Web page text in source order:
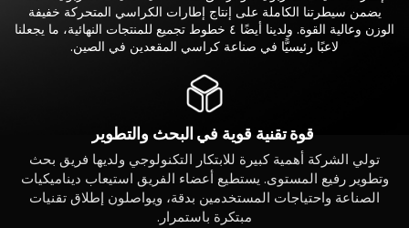
يضمن سيطرتنا الكاملة على إنتاج إطارات الكراسي المتحركة خفيفة
الوزن وعالية القوة. ولدينا أيضًا ٤ خطوط تجميع للمنتجات النهائية، ما يجعلنا
لاعبًا رئيسيًّا في صناعة كراسي المقعدين في الصين.
قوةتقنية قوية في البحث والتطوير
تولي الشركة أهمية كبيرة للابتكار التكنولوجي ولديها فريق بحث
وتطوير رفيع المستوى. يستطيع أعضاء الفريق استيعاب ديناميكيات
الصناعة واحتياجات المستخدمين بدقة، ويواصلون إطلاق تقنيات
مبتكرة باستمرار.